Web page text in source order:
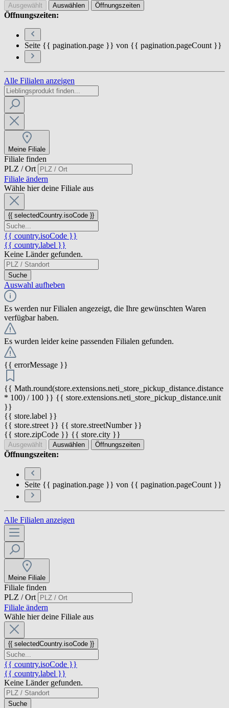
Ausgewählt Auswählen Öffnungszeiten
Öffnungszeiten:
Seite {{ pagination.page }} von {{ pagination.pageCount }}
Alle Filialen anzeigen
Meine Filiale
Filiale finden
PLZ / Ort
Filiale ändern
Wähle hier deine Filiale aus
{{ selectedCountry.isoCode }}
{{ country.isoCode }}
{{ country.label }}
Keine Länder gefunden.
Suche
Auswahl aufheben
Es werden nur Filialen angezeigt, die Ihre gewünschten Waren
verfügbar haben.
Es wurden leider keine passenden Filialen gefunden.
{{ errorMessage }}
{{ Math.round(store.extensions.neti_store_pickup_distance.distance
* 100) / 100 }} {{ store.extensions.neti_store_pickup_distance.unit
}}
{{ store.label }}
{{ store.street }} {{ store.streetNumber }}
{{ store.zipCode }} {{ store.city }}
Ausgewählt Auswählen Öffnungszeiten
Öffnungszeiten:
Seite {{ pagination.page }} von {{ pagination.pageCount }}
Alle Filialen anzeigen
Meine Filiale
Filiale finden
PLZ / Ort
Filiale ändern
Wähle hier deine Filiale aus
{{ selectedCountry.isoCode }}
{{ country.isoCode }}
{{ country.label }}
Keine Länder gefunden.
Suche